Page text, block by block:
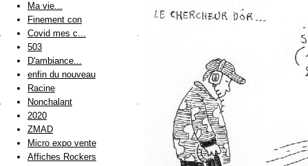
Ma vie...
Finement con
Covid mes c...
503
D'ambiance...
enfin du nouveau
Racine
Nonchalant
2020
ZMAD
Micro expo vente
Affiches Rockers